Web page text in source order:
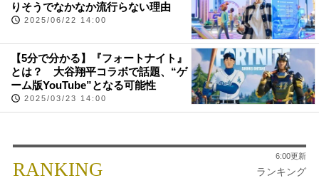
りそうでなかなか流行らない理由
2025/06/22 14:00
【5分で分かる】『フォートナイト』
とは？ 大谷翔平コラボで話題、“ゲ
ーム版YouTube”となる可能性
2025/03/23 14:00
RANKING ランキング
6:00更新